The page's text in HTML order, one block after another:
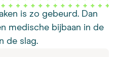
is zo gebeurd. Dan
medische bijbaan in de
de slag.